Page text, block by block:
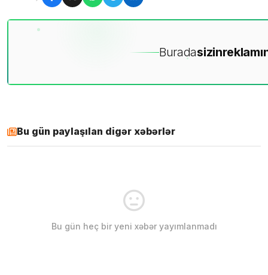
Buradasizin
Bu gün paylaşılan digər xəbərlər
Bu gün heç bir yeni xəbər yayımlanmadı